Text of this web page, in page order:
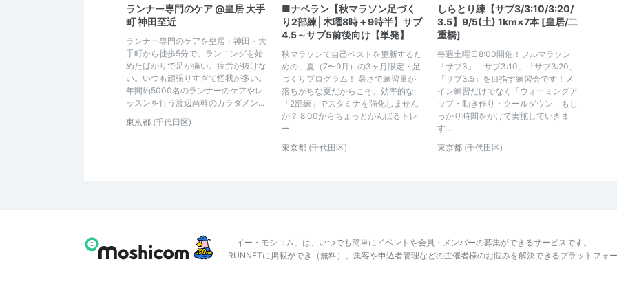
ランナー専門のケア @皇居 大手
町 神田至近
ランナー専門のケアを皇居・神田・大
手町から徒歩5分で。ランニングを始
めたばかりで足が痛い。疲労が抜けな
い。いつも頑張りすぎて怪我が多い。
年間約5000名のランナーのケアやレ
ッスンを行う渡辺尚幹のカラダメン...
東京都 (千代田区)
■ナベラン【秋マラソン足づく
り2部練│木曜8時＋9時半】サブ
4.5～サブ5前後向け【単発】
秋マラソンで自己ベストを更新するた
めの、夏（7〜9月）の3ヶ月限定・足
づくりプログラム！ 暑さで練習量が
落ちがちな夏だからこそ、効率的な
「2部練」でスタミナを強化しません
か？ 8:00からちょっとがんばるトレ
ー...
東京都 (千代田区)
しらとり練【サブ3/3:10/3:20/
3.5】9/5(土) 1km×7本 [皇居/二
重橋]
毎週土曜日8:00開催！フルマラソン
「サブ3」「サブ3:10」「サブ3:20」
「サブ3.5」を目指す練習会です！メ
イン練習だけでなく「ウォーミングア
ップ・動き作り・クールダウン」もし
っかり時間をかけて実施していきま
す...
東京都 (千代田区)
「イー・モシコム」は、いつでも簡単にイベントや会員・メンバーの募集ができるサービスです。
RUNNETに掲載ができ（無料）、集客や申込者管理などの主催者様のお悩みを解決できるプラットフォー